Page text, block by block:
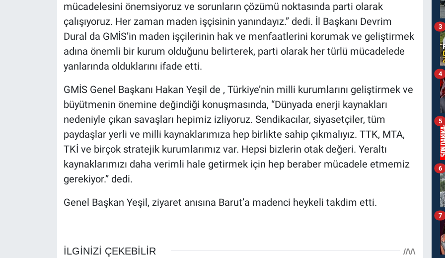
mücadelesini önemsiyoruz ve sorunların çözümü noktasında parti olarak
çalışıyoruz. Her zaman maden işçisinin yanındayız.” dedi. İl Başkanı Devrim
Dural da GMİS’in maden işçilerinin hak ve menfaatlerini korumak ve geliştirmek
adına önemli bir kurum olduğunu belirterek, parti olarak her türlü mücadelede
yanlarında olduklarını ifade etti.
GMİS Genel Başkanı Hakan Yeşil de , Türkiye’nin milli kurumlarını geliştirmek ve
büyütmenin önemine değindiği konuşmasında, “Dünyada enerji kaynakları
nedeniyle çıkan savaşları hepimiz izliyoruz. Sendikacılar, siyasetçiler, tüm
paydaşlar yerli ve milli kaynaklarımıza hep birlikte sahip çıkmalıyız. TTK, MTA,
TKİ ve birçok stratejik kurumlarımız var. Hepsi bizlerin otak değeri. Yeraltı
kaynaklarımızı daha verimli hale getirmek için hep beraber mücadele etmemiz
gerekiyor.” dedi.
Genel Başkan Yeşil, ziyaret anısına Barut’a madenci heykeli takdim etti.
3
4
5
6
7